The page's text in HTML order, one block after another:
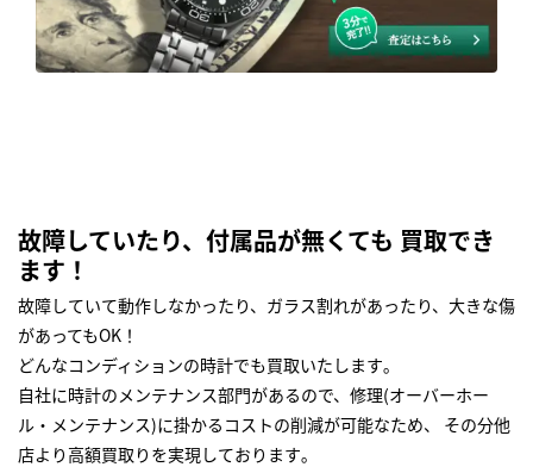
故障していたり、付属品が無くても 買取でき
ます！
故障していて動作しなかったり、ガラス割れがあったり、大きな傷
があってもOK！
どんなコンディションの時計でも買取いたします｡
自社に時計のメンテナンス部門があるので、修理(オーバーホー
ル・メンテナンス)に掛かるコストの削減が可能なため、 その分他
店より高額買取りを実現しております｡